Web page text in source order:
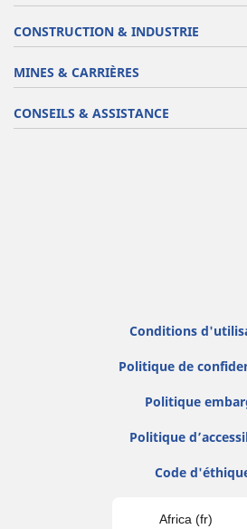
CONSTRUCTION & INDUSTRIE
MINES & CARRIÈRES
CONSEILS & ASSISTANCE
Conditions
Politique de
Politique
Politique
Code
Africa (fr)